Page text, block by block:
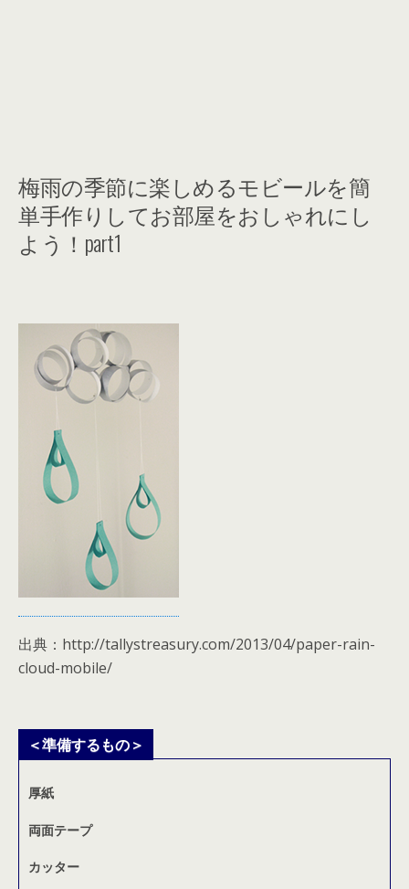
梅雨の季節に楽しめるモビールを簡
単手作りしてお部屋をおしゃれにし
よう！part1
出典：http://tallystreasury.com/2013/04/paper-rain-
cloud-mobile/
＜準備するもの＞
厚紙
両面テープ
カッター